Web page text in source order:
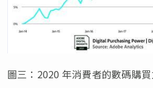
圖三：2020 年消費者的數碼購